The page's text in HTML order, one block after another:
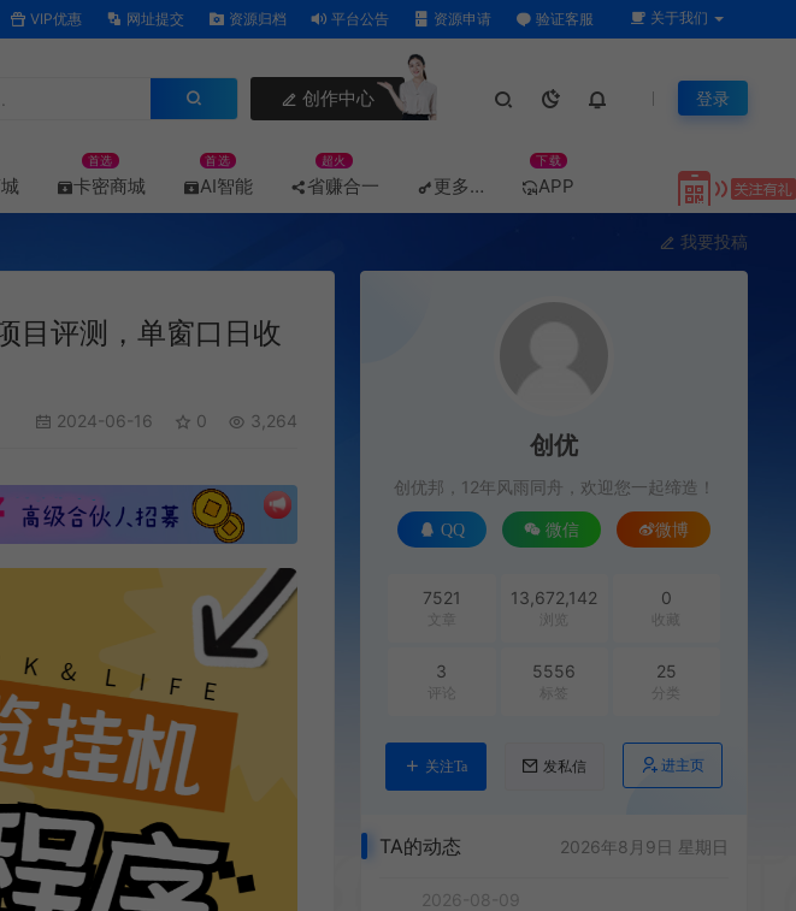
VIP优惠 网址提交 资源归档 平台公告 资源申请 验证客服 关于我们
创作中心 登录
卡密商城
首选
AI智能
首选
省赚合一
超火
更多… APP
下载
我要投稿
目评测，单窗口日收
2024-06-16 0 3,264
创优
创优邦，12年风雨同舟，欢迎您一起缔造！
QQ 微信 微博
7521
文章
13,672,142
浏览
0
收藏
3
评论
5556
标签
25
分类
关注Ta 发私信 进主页
TA的动态 2026年8月9日 星期日
2026-08-09